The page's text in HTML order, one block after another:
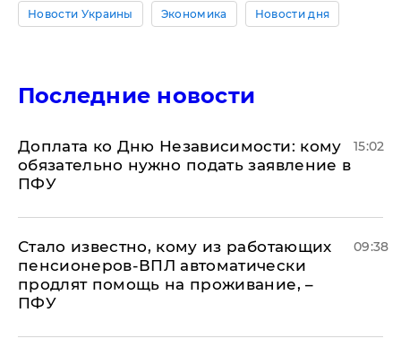
Новости Украины Экономика Новости дня
Последние новости
Доплата ко Дню Независимости: кому
обязательно нужно подать заявление в
ПФУ
15:02
Стало известно, кому из работающих
пенсионеров-ВПЛ автоматически
продлят помощь на проживание, –
ПФУ
09:38